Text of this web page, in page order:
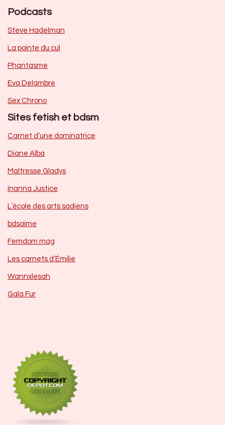
Podcasts
Steve Hadelman
La pointe du cul
Phantasme
Eva Delambre
Sex Chrono
Sites fetish et bdsm
Carnet d’une dominatrice
Diane Alba
Maîtresse Gladys
Inanna Justice
L’école des arts sadiens
bdsaime
Femdom mag
Les carnets d’Émilie
Wannxlesah
Gala Fur